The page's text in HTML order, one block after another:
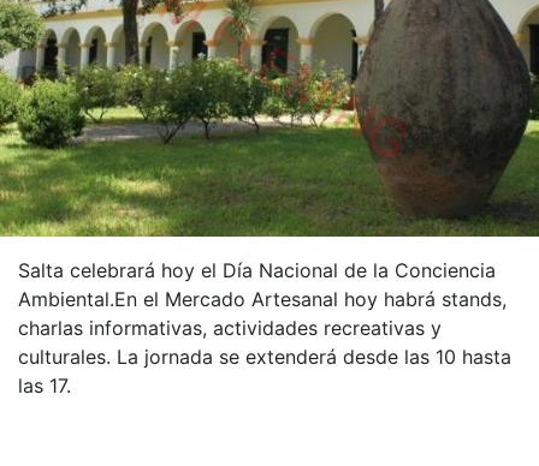
Salta celebrará hoy el Día Nacional de la Conciencia
Ambiental.En el Mercado Artesanal hoy habrá stands,
charlas informativas, actividades recreativas y
culturales. La jornada se extenderá desde las 10 hasta
las 17.